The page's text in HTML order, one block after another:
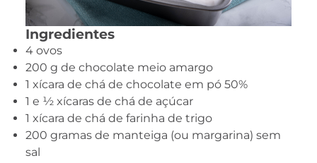
Ingredientes
4 ovos
200 g de chocolate meio amargo
1 xícara de chá de chocolate em pó 50%
1 e ½ xícaras de chá de açúcar
1 xícara de chá de farinha de trigo
200 gramas de manteiga (ou margarina) sem
sal